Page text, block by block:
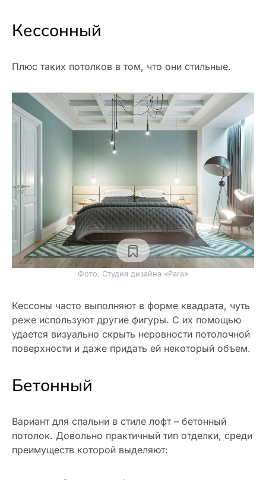
Кессонный
Плюс таких потолков в том, что они стильные.
Фото: Студия дизайна «Para»
Кессоны часто выполняют в форме квадрата, чуть
реже используют другие фигуры. С их помощью
удается визуально скрыть неровности потолочной
поверхности и даже придать ей некоторый объем.
Бетонный
Вариант для спальни в стиле лофт – бетонный
потолок. Довольно практичный тип отделки, среди
преимуществ которой выделяют: